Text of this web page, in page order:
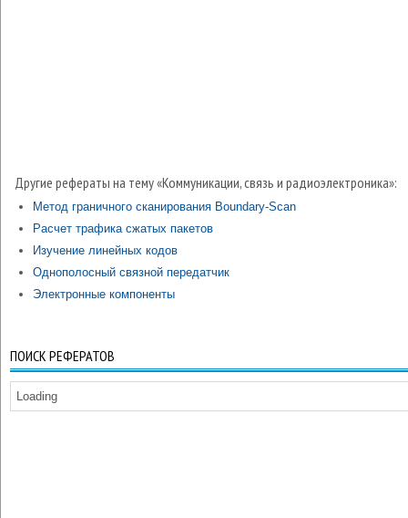
Другие рефераты на тему «Коммуникации, связь и радиоэлектроника»:
Метод граничного сканирования Boundary-Scan
Расчет трафика сжатых пакетов
Изучение линейных кодов
Однополосный связной передатчик
Электронные компоненты
ПОИСК РЕФЕРАТОВ
Loading